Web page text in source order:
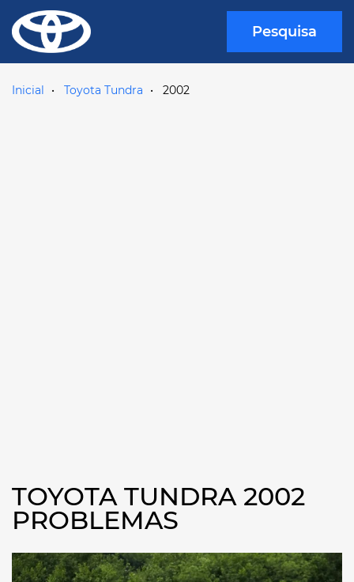
Pesquisa
Inicial Toyota Tundra 2002
TOYOTA TUNDRA 2002
PROBLEMAS